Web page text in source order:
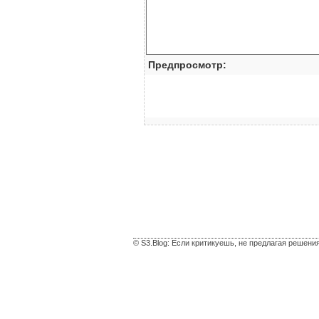
Предпросмотр:
© S3.Blog: Если критикуешь, не предлагая